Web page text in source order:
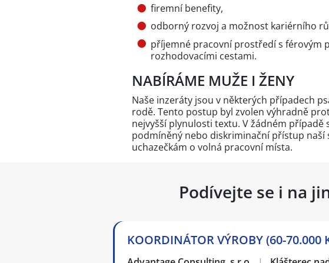
firemní benefity,
odborný rozvoj a možnost kariérního
příjemné pracovní prostředí s férovým
rozhodovacími cestami.
NABÍRÁME MUŽE I ŽENY
Naše inzeráty jsou v některých případech
rodě. Tento postup byl zvolen výhradně
nejvyšší plynulosti textu. V žádném případě
podmíněný nebo diskriminační přístup naší
uchazečkám o volná pracovní místa.
Podívejte se i na
KOORDINÁTOR VÝROBY (60-70.000